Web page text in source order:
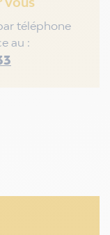
téléphone
au :